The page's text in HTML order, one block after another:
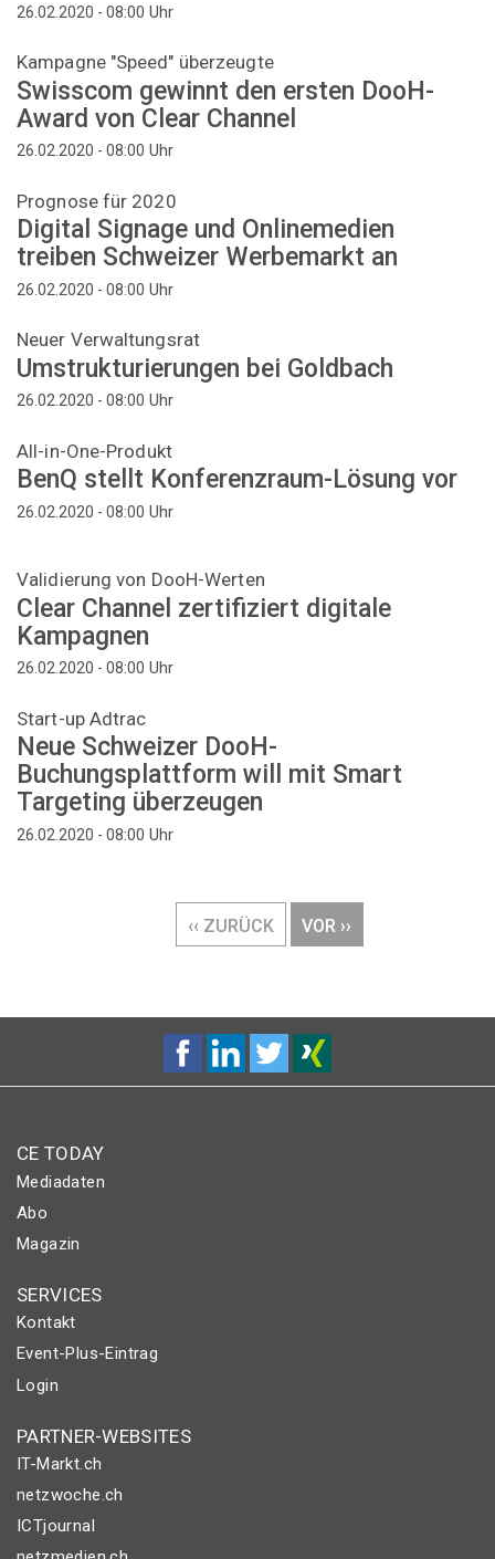
26.02.2020 - 08:00 Uhr
Kampagne "Speed" überzeugte
Swisscom gewinnt den ersten DooH-
Award von Clear Channel
26.02.2020 - 08:00 Uhr
Prognose für 2020
Digital Signage und Onlinemedien
treiben Schweizer Werbemarkt an
26.02.2020 - 08:00 Uhr
Neuer Verwaltungsrat
Umstrukturierungen bei Goldbach
26.02.2020 - 08:00 Uhr
All-in-One-Produkt
BenQ stellt Konferenzraum-Lösung vor
26.02.2020 - 08:00 Uhr
Validierung von DooH-Werten
Clear Channel zertifiziert digitale
Kampagnen
26.02.2020 - 08:00 Uhr
Start-up Adtrac
Neue Schweizer DooH-
Buchungsplattform will mit Smart
Targeting überzeugen
26.02.2020 - 08:00 Uhr
VORHERIGE
SEITE
‹‹ ZURÜCK
NÄCHSTE
SEITE
VOR ››
CE TODAY
Mediadaten
Abo
Magazin
SERVICES
Kontakt
Event-Plus-Eintrag
Login
PARTNER-WEBSITES
IT-Markt.ch
netzwoche.ch
ICTjournal